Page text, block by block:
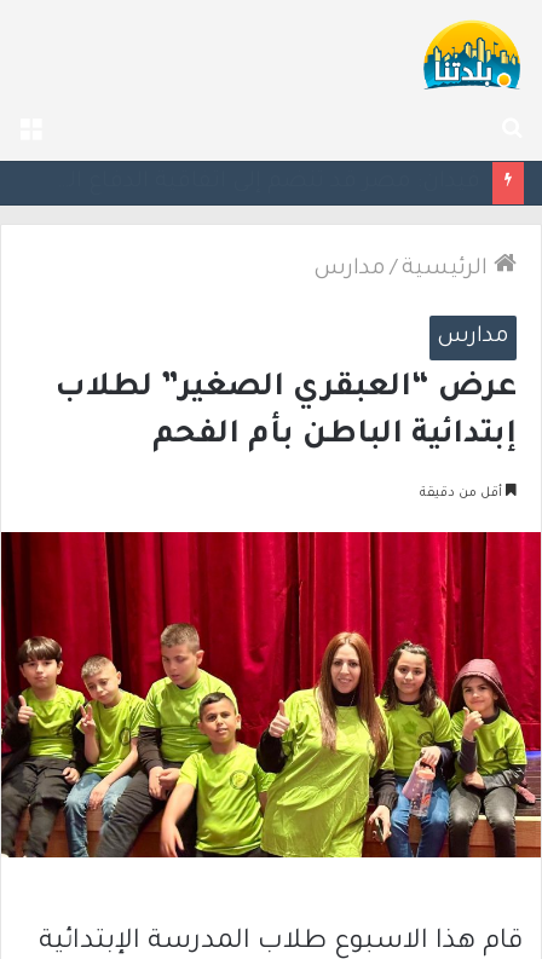
عن
الرئيسية / مدارس
مدارس
عرض “العبقري الصغير” لطلاب
إبتدائية الباطن بأم الفحم
أقل من دقيقة
قام هذا الاسبوع طلاب المدرسة الإبتدائية